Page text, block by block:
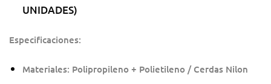
UNIDADES)
Especificaciones:
Materiales: Polipropileno + Polietileno / Cerdas Nilon